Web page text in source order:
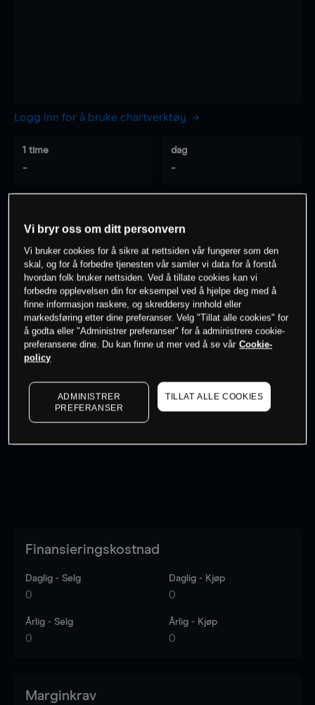
Logg inn for å bruke chartverktøy
1 time
-
dag
-
- -
0% av kunder er på dette instrumentet
Søk om konto
Kursene er veiledende.Log in
Finansieringskostnad
Daglig - Selg
0
Daglig - Kjøp
0
Årlig - Selg
0
Årlig - Kjøp
0
Marginkrav
Vi bryr oss om ditt personvern
Vi bruker cookies for å sikre at nettsiden vår fungerer som den
skal, og for å forbedre tjenesten vår samler vi data for å forstå
hvordan folk bruker nettsiden. Ved å tillate cookies kan vi
forbedre opplevelsen din for eksempel ved å hjelpe deg med å
finne informasjon raskere, og skreddersy innhold eller
markedsføring etter dine preferanser. Velg "Tillat alle cookies" for
å godta eller "Administrer preferanser" for å administrere cookie-
preferansene dine. Du kan finne ut mer ved å se vår Cookie-
policy
ADMINISTRER
PREFERANSER
TILLAT ALLE COOKIES